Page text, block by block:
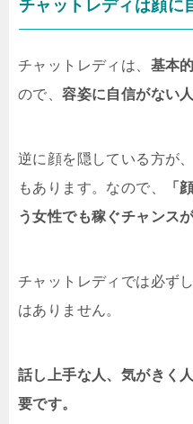
サイトについて、紹介して
く方は、24時間サポート
良いでしょう。下記で紹
ート対応のサイトになり
チャットレディは顔に
チャットレディは、 基本
ので、容姿に自信がない
逆に顔を隠している方が
もあります。なので、
「
う女性でも稼ぐチャンス
チャットレディでは必ず
はありません。
話し上手な人、気がきく
要です。